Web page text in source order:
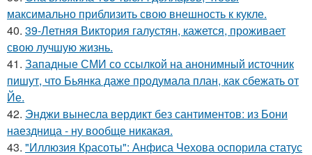
максимально приблизить свою внешность к кукле.
40. 39-Летняя Виктория галустян, кажется, проживает
свою лучшую жизнь.
41. Западные СМИ со ссылкой на анонимный источник
пишут, что Бьянка даже продумала план, как сбежать от
Йе.
42. Энджи вынесла вердикт без сантиментов: из Бони
наездница - ну вообще никакая.
43. "Иллюзия Красоты": Анфиса Чехова оспорила статус